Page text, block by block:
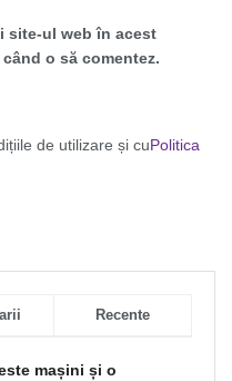
site-ul web în acest
o să comentez.
de utilizare și cuPolitica
Recente
mașini și o